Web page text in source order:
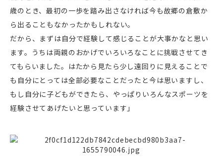
歳のとき、最初の一歩を踏み出さなければ今も故郷の倉敷か
ら出ることもなかったかもしれない。
だから、まずは自分で経験して感じることが大事かなと思い
ます。うちは両親のおかげでいろいろなことに挑戦させてき
てもらいました。はたから見たら少し遠回りに見えることで
も自分にとっては全部必要なことだったと今は思いますし、
もし自分に子どもができたら、やっぱりいろんなスポーツを
経験させてあげたいと思っています」